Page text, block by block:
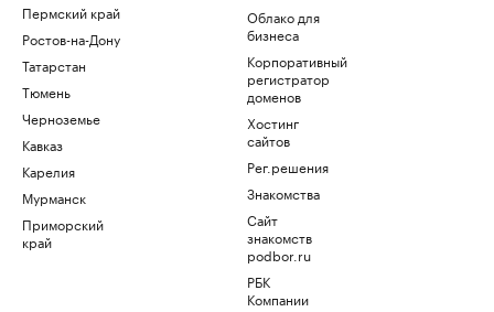
Пермский край
Ростов-на-Дону
Татарстан
Тюмень
Черноземье
Кавказ
Карелия
Мурманск
Приморский
край
Облако для
бизнеса
Корпоративный
регистратор
доменов
Хостинг
сайтов
Рег.решения
Знакомства
Сайт
знакомств
podbor.ru
РБК
Компании